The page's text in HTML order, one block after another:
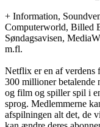
+ Information,
Computerworld, Billed
Søndagsavisen,
m.fl.
Netflix er en af verdens
300 millioner betalende
og film og spiller spil i
sprog. Medlemmerne
afspilningen alt det, de